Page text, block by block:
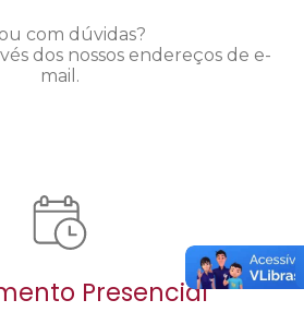
com dúvidas?
dos nossos endereços de e-
mail.
Presencial